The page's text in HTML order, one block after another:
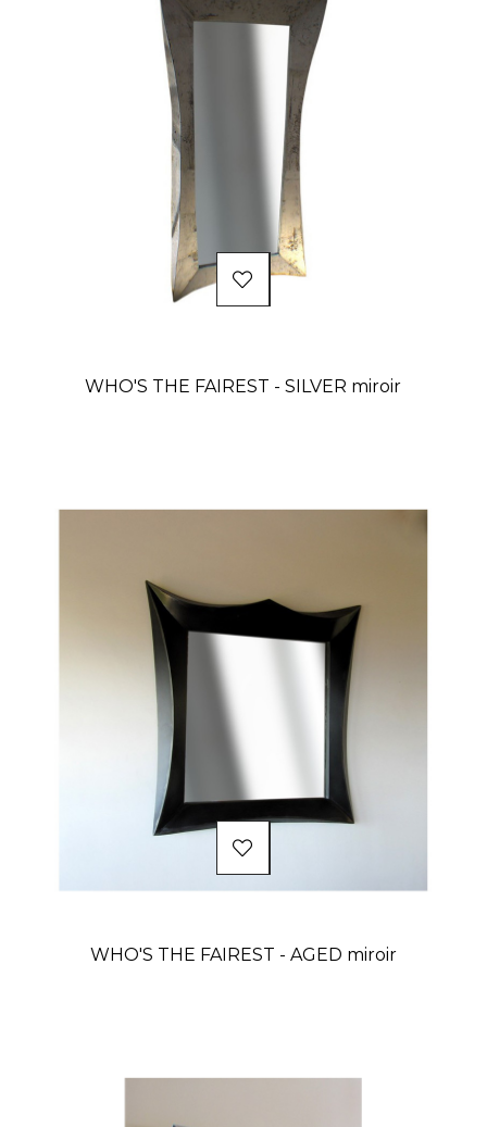
WHO'S THE FAIREST - SILVER miroir
WHO'S THE FAIREST - AGED miroir